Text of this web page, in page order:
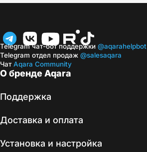
О бренде Aqara
Поддержка
Доставка и оплата
Установка и настройка
Telegram чат-бот поддержки @aqarahelpbot
Telegram отдел продаж @salesaqara
ЧатAqara Community